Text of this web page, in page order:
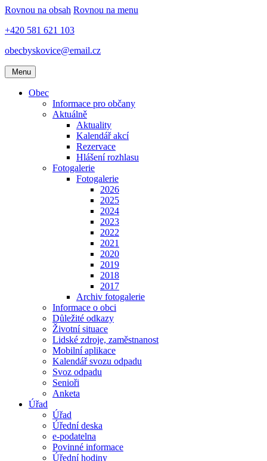
Rovnou na obsah Rovnou na menu
+420 581 621 103
obecbyskovice@email.cz
Menu
Obec
Informace pro občany
Aktuálně
Aktuality
Kalendář akcí
Rezervace
Hlášení rozhlasu
Fotogalerie
Fotogalerie
2026
2025
2024
2023
2022
2021
2020
2019
2018
2017
Archiv fotogalerie
Informace o obci
Důležité odkazy
Životní situace
Lidské zdroje, zaměstnanost
Mobilní aplikace
Kalendář svozu odpadu
Svoz odpadu
Senioři
Anketa
Úřad
Úřad
Úřední deska
e-podatelna
Povinné informace
Úřední hodiny